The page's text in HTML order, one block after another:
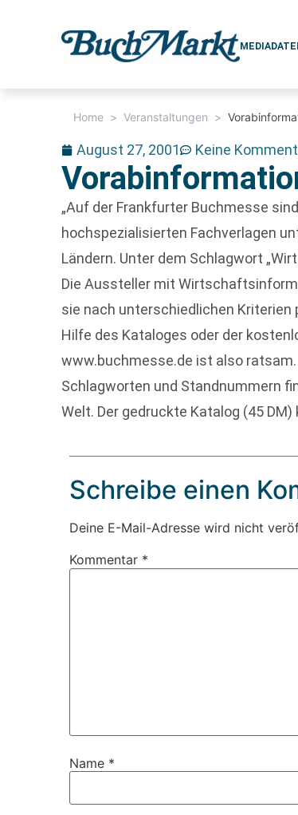
Home > Veranstaltungen >
August 27, 2001 Keine
„Auf der Frankfurter Buchmesse
hochspezialisierten Fachverlagen
Ländern. Unter dem Schlagwort
Die Aussteller mit
sie nach unterschiedlichen
Hilfe des Kataloges oder der
www.buchmesse.de ist also
Schlagworten und Standnummern
Welt. Der gedruckte Katalog (45
Schreibe einen
Deine E-Mail-Adresse wird nicht
Kommentar *
Name *